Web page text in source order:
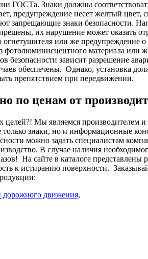
ГОСТа. Знаки должны
предупреждение несет желтый
запрещающие знаки безопасности.
их нарушение может оказать
или же предупреждение о
фотолюминисцентного материала
безопасности зависит разрешение
обеспечены. Однако, установка
препятствием при передвижении.
по ценам от
целей?! Мы являемся производителем
знаки, но и информационные
можно задать специалистам
В случае наличия
На сайте в каталоге
к истиранию поверхности.
дорожного движения,